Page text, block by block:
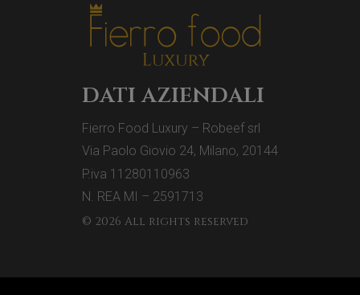
dati aziendali
Fierro Food Luxury – Robeef srl
Via Paolo Giovio 24, Milano, 20144
P.iva 11280110963
N. REA MI – 2591713
© 2026 All rights reserved